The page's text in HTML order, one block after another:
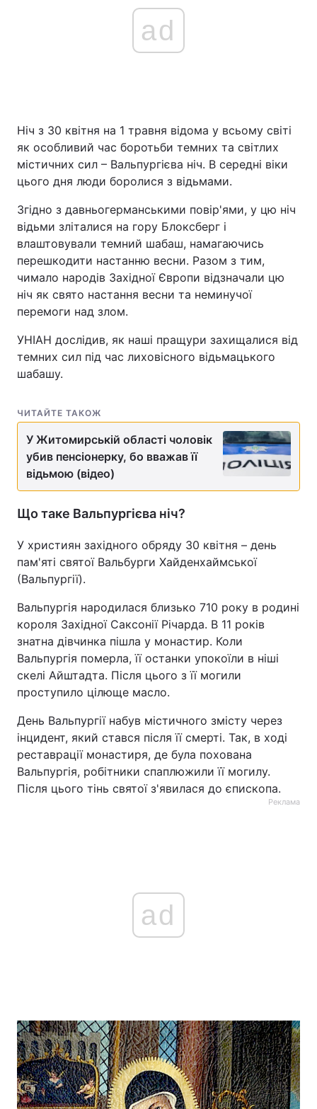
ad
Ніч з 30 квітня на 1 травня відома у всьому світі
як особливий час боротьби темних та світлих
містичних сил – Вальпургієва ніч. В середні віки
цього дня люди боролися з відьмами.
Згідно з давньогерманськими повір'ями, у цю ніч
відьми зліталися на гору Блоксберг і
влаштовували темний шабаш, намагаючись
перешкодити настанню весни. Разом з тим,
чимало народів Західної Європи відзначали цю
ніч як свято настання весни та неминучої
перемоги над злом.
УНІАН дослідив, як наші пращури захищалися від
темних сил під час лиховісного відьмацького
шабашу.
ЧИТАЙТЕ ТАКОЖ
У Житомирській області чоловік
убив пенсіонерку, бо вважав її
відьмою (відео)
Що таке Вальпургієва ніч?
У християн західного обряду 30 квітня – день
пам'яті святої Вальбурги Хайденхаймської
(Вальпургії).
Вальпургія народилася близько 710 року в родині
короля Західної Саксонії Річарда. В 11 років
знатна дівчинка пішла у монастир. Коли
Вальпургія померла, її останки упокоїли в ніші
скелі Айштадта. Після цього з її могили
проступило цілюще масло.
День Вальпургії набув містичного змісту через
інцидент, який стався після її смерті. Так, в ході
реставрації монастиря, де була похована
Вальпургія, робітники спаплюжили її могилу.
Після цього тінь святої з'явилася до єпископа.
Реклама
ad